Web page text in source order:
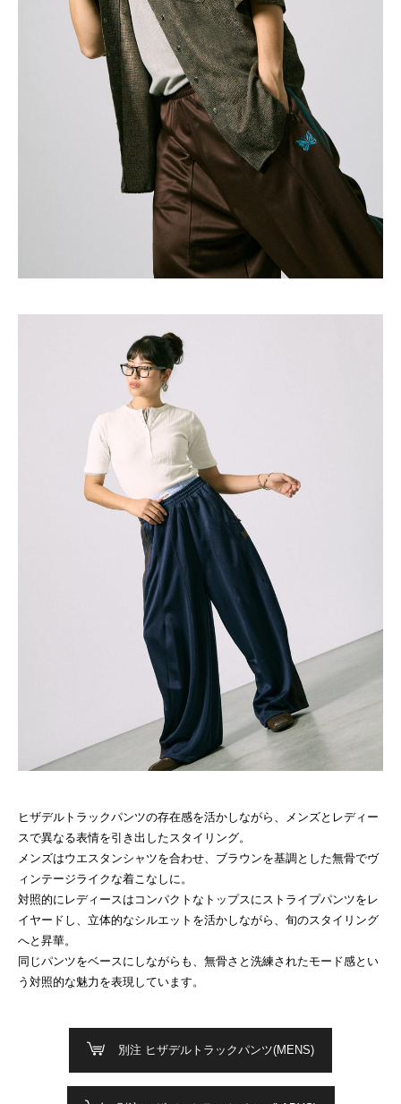
ヒザデルトラックパンツの存在感を活かしながら、メンズとレディー
スで異なる表情を引き出したスタイリング。
メンズはウエスタンシャツを合わせ、ブラウンを基調とした無骨でヴ
ィンテージライクな着こなしに。
対照的にレディースはコンパクトなトップスにストライプパンツをレ
イヤードし、立体的なシルエットを活かしながら、旬のスタイリング
へと昇華。
同じパンツをベースにしながらも、無骨さと洗練されたモード感とい
う対照的な魅力を表現しています。
別注 ヒザデルトラックパンツ(MENS)